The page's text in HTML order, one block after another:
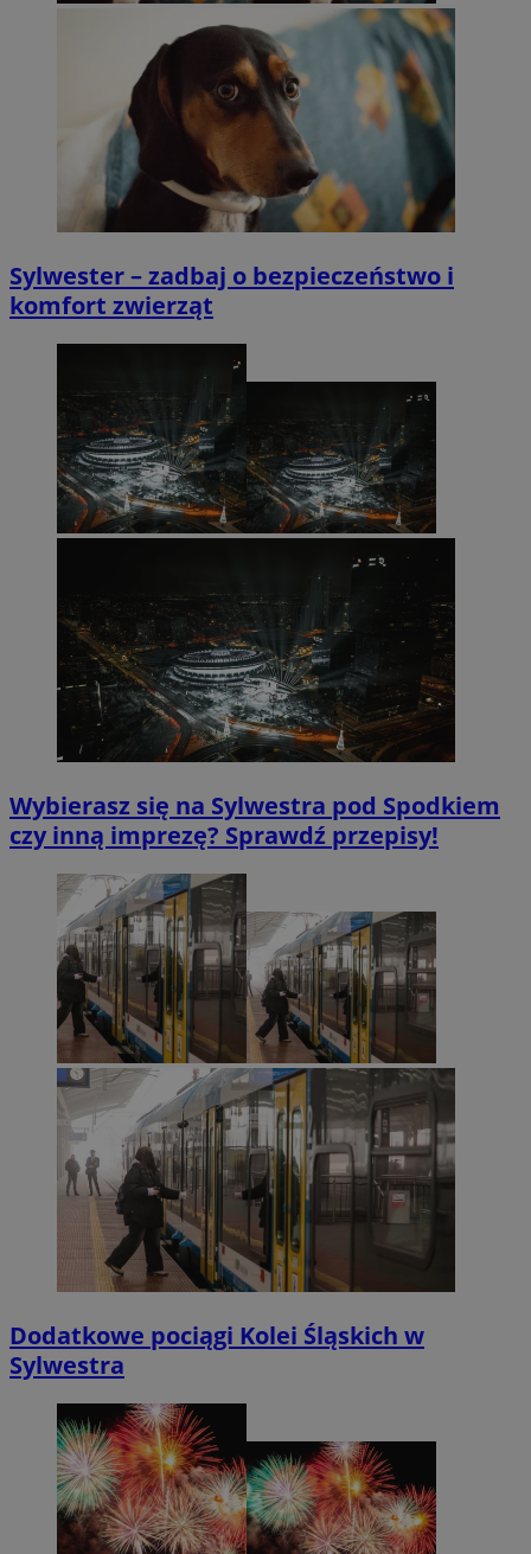
Sylwester – zadbaj o bezpieczeństwo i
komfort zwierząt
Wybierasz się na Sylwestra pod Spodkiem
czy inną imprezę? Sprawdź przepisy!
Dodatkowe pociągi Kolei Śląskich w
Sylwestra